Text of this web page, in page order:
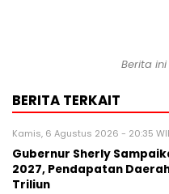
Berita
BERITA TERKAIT
Kamis, 6 Agustus 2026 - 20:35
Gubernur Sherly
2027, Pendapatan
Triliun